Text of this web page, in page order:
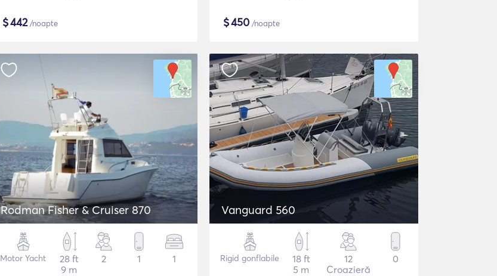
$442/noapte $450 /noapte
Rodman Fisher & Cruiser 870
Motor Yacht
28 ft
9 m
2 1 1
Vanguard 560
Rigid gonflabile
18 ft
5 m
12
Croazieră
0